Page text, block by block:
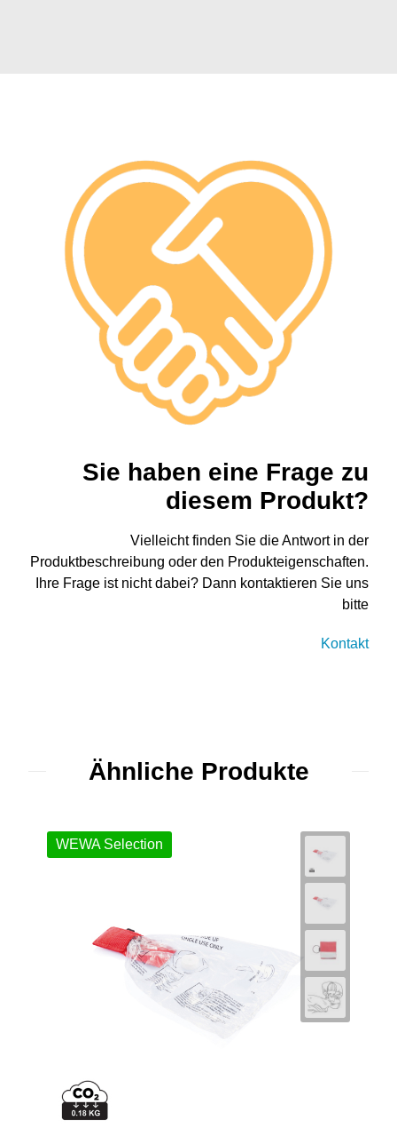
Sie haben eine Frage zu
diesem Produkt?
Vielleicht finden Sie die Antwort in der
Produktbeschreibung oder den Produkteigenschaften.
Ihre Frage ist nicht dabei? Dann kontaktieren Sie uns
bitte
Kontakt
Ähnliche Produkte
WEWA Selection